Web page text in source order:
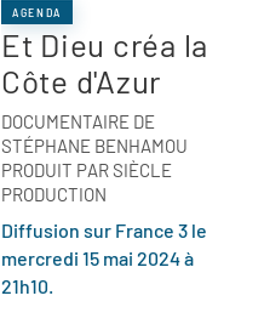
AGENDA
Et Dieu créa la
Côte d'Azur
DOCUMENTAIRE DE
STÉPHANE BENHAMOU
PRODUIT PAR SIÈCLE
PRODUCTION
Diffusion sur France 3 le
mercredi 15 mai 2024 à
21h10.